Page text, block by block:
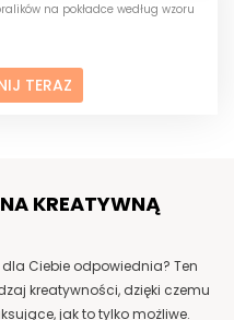
na pokładce według wzoru
TERAZ
KREATYWNĄ
Ciebie odpowiednia? Ten
kreatywności, dzięki czemu
jak to tylko możliwe.